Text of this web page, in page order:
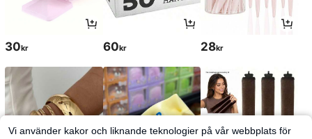
30kr 60kr 28kr
Vi använder kakor och liknande teknologier på vår webbplats för